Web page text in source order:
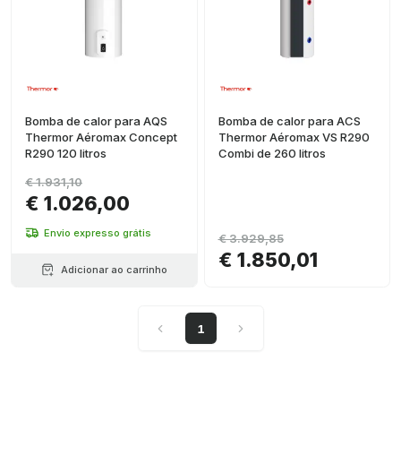
Bomba de calor para AQS
Thermor Aéromax Concept
R290 120 litros
€ 1.026,00
€ 1.931,10
Envio expresso grátis
Adicionar ao carrinho
Bomba de calor para ACS
Thermor Aéromax VS R290
Combi de 260 litros
€ 1.850,01
€ 3.929,85
1